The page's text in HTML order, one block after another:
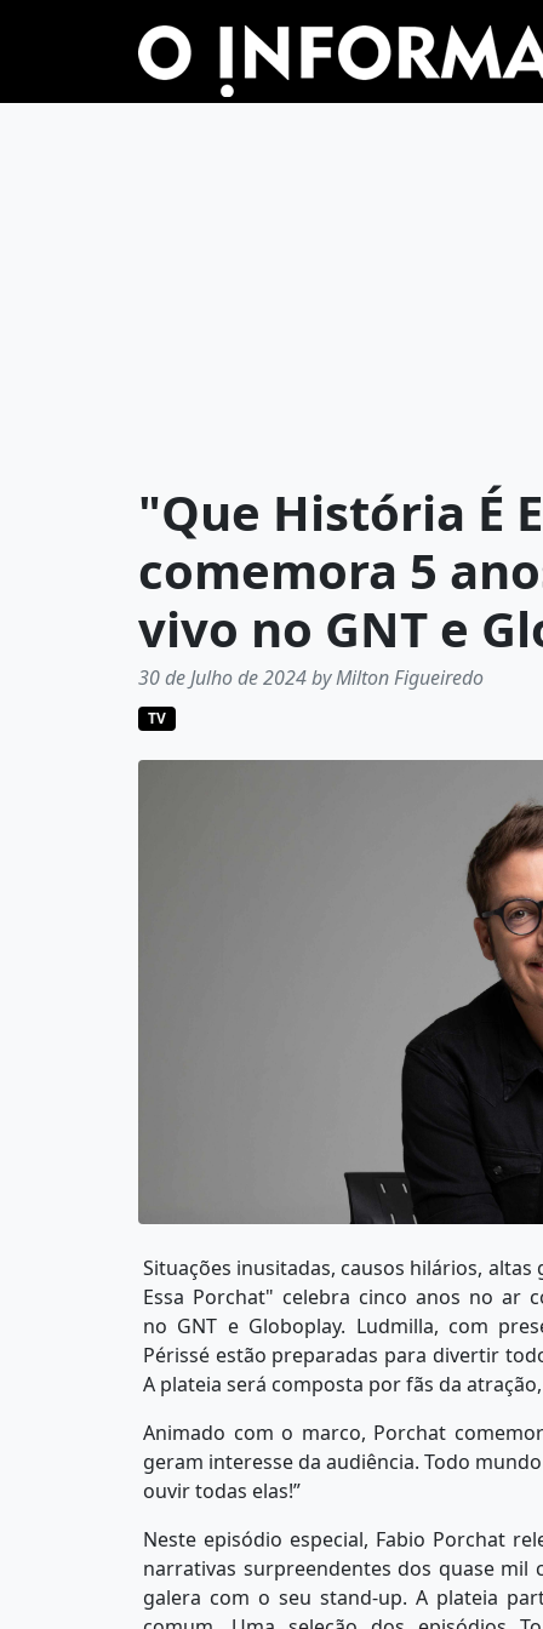
"Que História É
comemora 5
vivo no GNT e
30 de Julho de 2024 by Milton Figueiredo
TV
Situações inusitadas, causos hilários,
Essa Porchat" celebra cinco anos no ar
no GNT e Globoplay. Ludmilla, com
Périssé estão preparadas para divertir
A plateia será composta por fãs da
Animado com o marco, Porchat
geram interesse da audiência. Todo
ouvir todas elas!”
Neste episódio especial, Fabio Porchat
narrativas surpreendentes dos quase mil
galera com o seu stand-up. A plateia